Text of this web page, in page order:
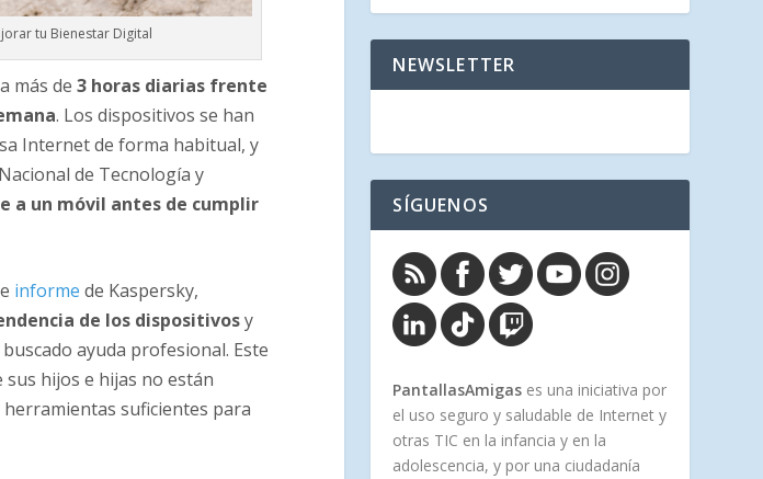
tu Bienestar Digital
más de3 horas diarias frente
. Los dispositivos se han
Internet de forma habitual, y
de Tecnología y
a un móvil antes de cumplir
informe de Kaspersky,
de los dispositivosy
ayuda profesional. Este
sus hijos e hijas no están
suficientes para
NEWSLETTER
SÍGUENOS
PantallasAmigas es una iniciativa por
el uso seguro y saludable de Internet y
otras TIC en la infancia y en la
adolescencia, y por una ciudadanía